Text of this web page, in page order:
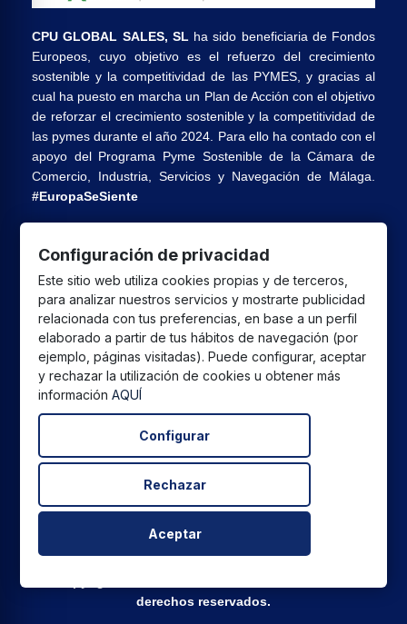
CPU GLOBAL SALES, SL ha sido beneficiaria de Fondos
Europeos, cuyo objetivo es el refuerzo del crecimiento
sostenible y la competitividad de las PYMES, y gracias al
cual ha puesto en marcha un Plan de Acción con el objetivo
de reforzar el crecimiento sostenible y la competitividad de
las pymes durante el año 2024. Para ello ha contado con el
apoyo del Programa Pyme Sostenible de la Cámara de
Comercio, Industria, Servicios y Navegación de Málaga.
#EuropaSeSiente
CPU GLOBAL SALES SL ha recibido una ayuda de la
Unión Europea con cargo al Programa FEDER Andalucía
2021-2027 destinada a mejorar la competitividad y la
digitalización del sector comercial y artesano en Andalucía,
cuyo objetivo principal es la realización de proyectos para
el fomento del crecimiento y consolidación de pymes
comerciales y artesanas.
Todos los precios están expresados ​​en euros e incluyen el
IVA. | Todas las marcas, logotipos y fotos de productos son
propiedad legal de sus propietarios y sólo se muestran a
derechos reservados.
Configuración de privacidad
Este sitio web utiliza cookies propias y de terceros,
para analizar nuestros servicios y mostrarte publicidad
relacionada con tus preferencias, en base a un perfil
elaborado a partir de tus hábitos de navegación (por
ejemplo, páginas visitadas). Puede configurar, aceptar
y rechazar la utilización de cookies u obtener más
informaciónAQUÍ
Configurar
Rechazar
Aceptar